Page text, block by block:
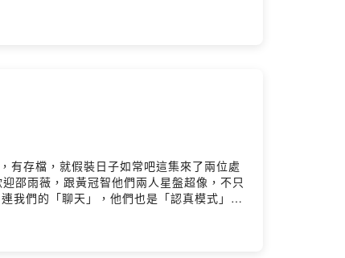
有存檔，就假裝日子如常吧這集來了兩位處
邵雨薇，跟黃冠智他們兩人星盤超像，不只
我們的「聊天」，他們也是「認真模式」😂
冠智的有趣靈魂追處女男2個月沒進展就…